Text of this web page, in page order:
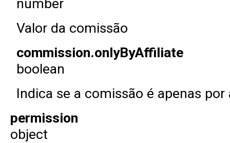
number
Valor da comissão
commission.onlyByAffiliate
boolean
Indica se a comissão é apenas por
permission
object